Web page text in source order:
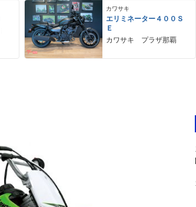
カワサキ
エリミネーター４００Ｓ
Ｅ
カワサキ プラザ那覇